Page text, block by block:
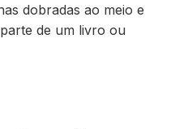
dobradas ao meio e
de um livro ou